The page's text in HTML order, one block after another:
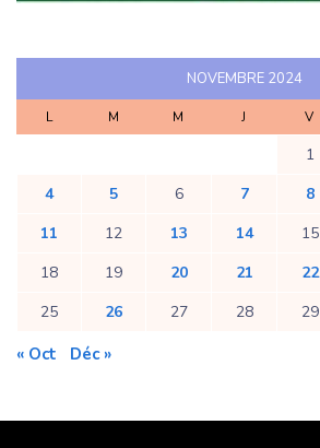
NOVEMBRE 2024
L M M J V
1
4
5 6 7 8
11
12 13 14 15
18
19 20 21 22
25
26 27 28 29
« Oct Déc »